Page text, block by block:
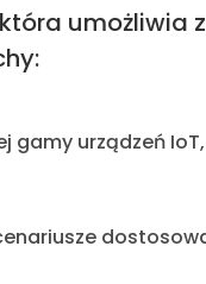
umożliwia
gamy urządzeń